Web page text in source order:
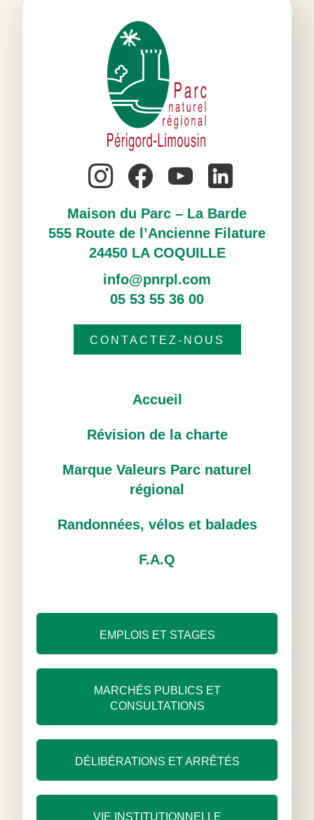
Maison du Parc – La Barde
555 Route de l’Ancienne Filature
24450 LA COQUILLE
info@pnrpl.com
05 53 55 36 00
CONTACTEZ-NOUS
Accueil
Révision de la charte
Marque Valeurs Parc naturel
régional
Randonnées, vélos et balades
F.A.Q
EMPLOIS ET STAGES
MARCHÉS PUBLICS ET
CONSULTATIONS
DÉLIBÉRATIONS ET ARRÊTÉS
VIE INSTITUTIONNELLE
#